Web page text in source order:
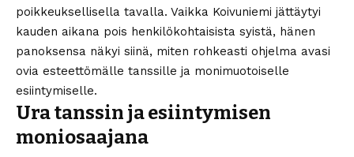
poikkeuksellisella tavalla. Vaikka Koivuniemi jättäytyi
kauden aikana pois henkilökohtaisista syistä, hänen
panoksensa näkyi siinä, miten rohkeasti ohjelma avasi
ovia esteettömälle tanssille ja monimuotoiselle
esiintymiselle.
Ura tanssin ja esiintymisen
moniosaajana